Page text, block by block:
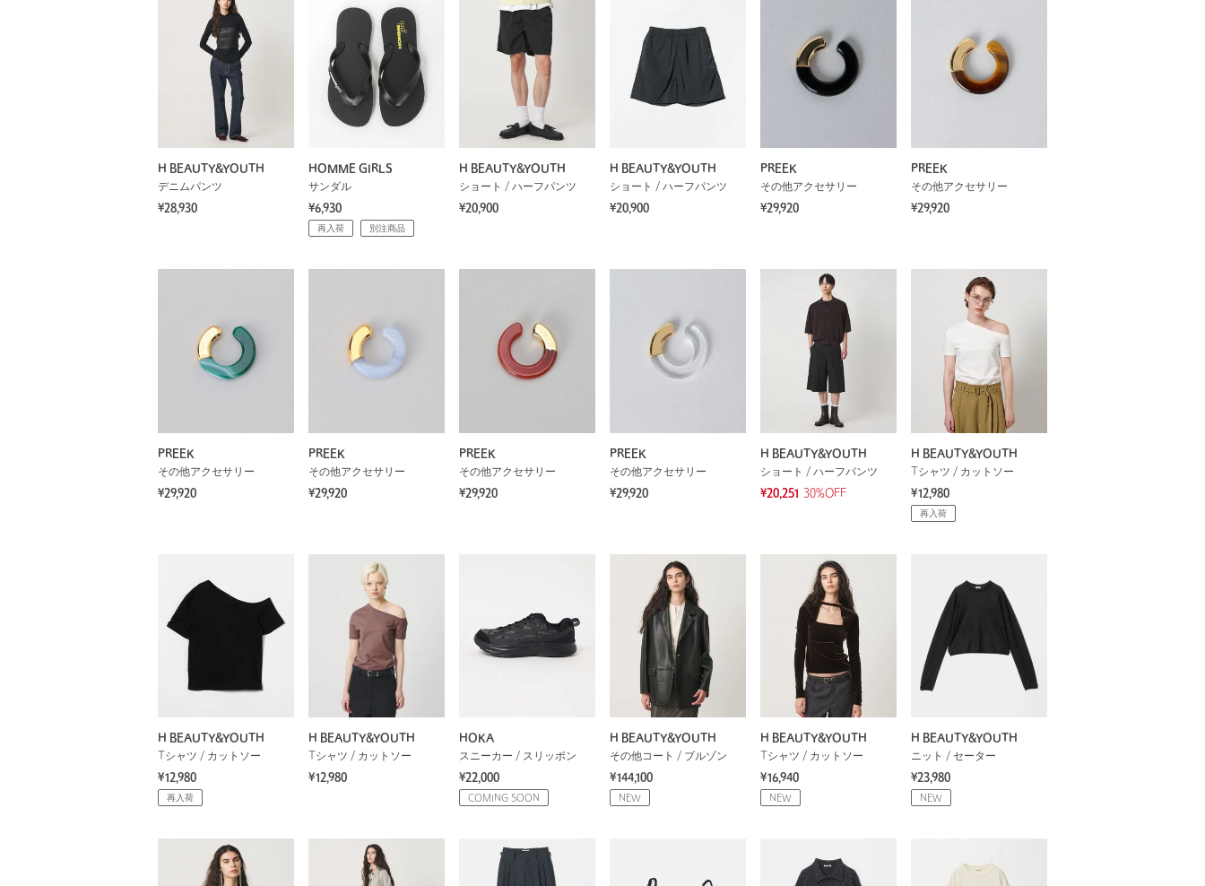
H BEAUTY&YOUTH
デニムパンツ
¥28,930
HOMME GIRLS
サンダル
¥6,930
再入荷 別注商品
H BEAUTY&YOUTH
ショート / ハーフパンツ
¥20,900
H BEAUTY&YOUTH
ショート / ハーフパンツ
¥20,900
PREEK
その他アクセサリー
¥29,920
PREEK
その他アクセサリー
¥29,920
PREEK
その他アクセサリー
¥29,920
PREEK
その他アクセサリー
¥29,920
PREEK
その他アクセサリー
¥29,920
PREEK
その他アクセサリー
¥29,920
H BEAUTY&YOUTH
ショート / ハーフパンツ
¥20,251 30%OFF
H BEAUTY&YOUTH
Tシャツ / カットソー
¥12,980
再入荷
H BEAUTY&YOUTH
Tシャツ / カットソー
¥12,980
再入荷
H BEAUTY&YOUTH
Tシャツ / カットソー
¥12,980
HOKA
スニーカー / スリッポン
¥22,000
COMING SOON
H BEAUTY&YOUTH
その他コート / ブルゾン
¥144,100
NEW
H BEAUTY&YOUTH
Tシャツ / カットソー
¥16,940
NEW
H BEAUTY&YOUTH
ニット / セーター
¥23,980
NEW